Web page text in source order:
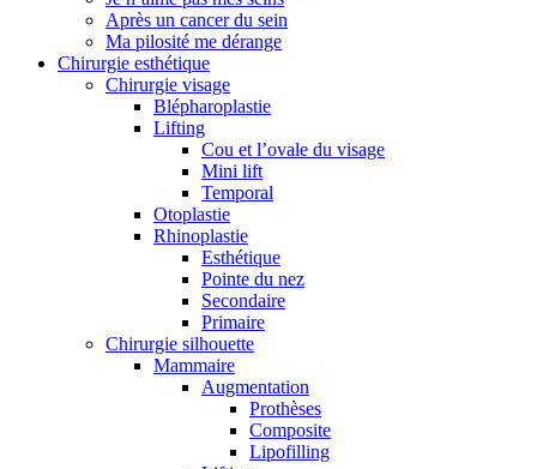
Après un cancer du sein
Ma pilosité me dérange
Chirurgie esthétique
Chirurgie visage
Blépharoplastie
Lifting
Cou et l’ovale du visage
Mini lift
Temporal
Otoplastie
Rhinoplastie
Esthétique
Pointe du nez
Secondaire
Primaire
Chirurgie silhouette
Mammaire
Augmentation
Prothèses
Composite
Lipofilling